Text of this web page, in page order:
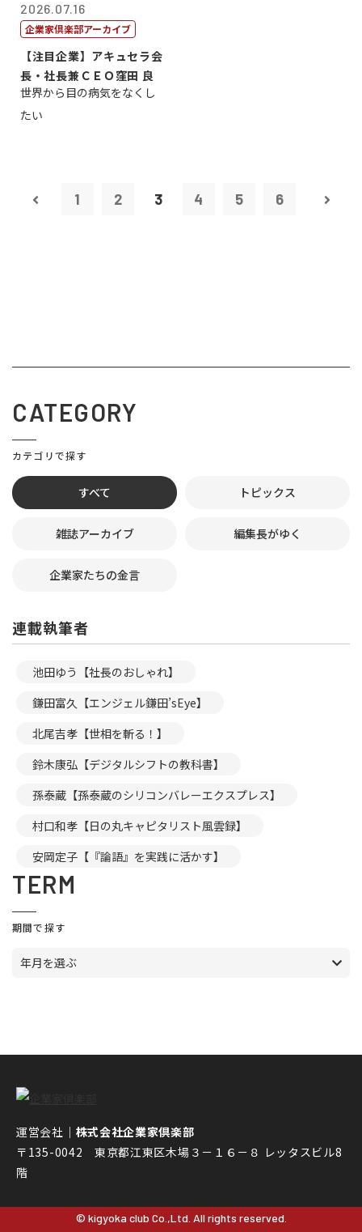
2026.07.16
企業家倶楽部アーカイブ
【注目企業】アキュセラ会
長・社長兼ＣＥＯ窪田 良
世界から目の病気をなくし
たい
1 2 3 4 5 6
CATEGORY
カテゴリで探す
すべて トピックス
雑誌アーカイブ 編集長がゆく
企業家たちの金言
連載執筆者
池田ゆう【社長のおしゃれ】
鎌田富久【エンジェル鎌田’sEye】
北尾吉孝【世相を斬る！】
鈴木康弘【デジタルシフトの教科書】
孫泰蔵【孫泰蔵のシリコンバレーエクスプレス】
村口和孝【日の丸キャピタリスト風雲録】
安岡定子【『論語』を実践に活かす】
TERM
期間で探す
年月を選ぶ
運営会社｜ 株式会社企業家倶楽部
〒135-0042 東京都江東区木場３－１６－８ レッタスビル8
階
© kigyoka club Co.,Ltd. All rights reserved.